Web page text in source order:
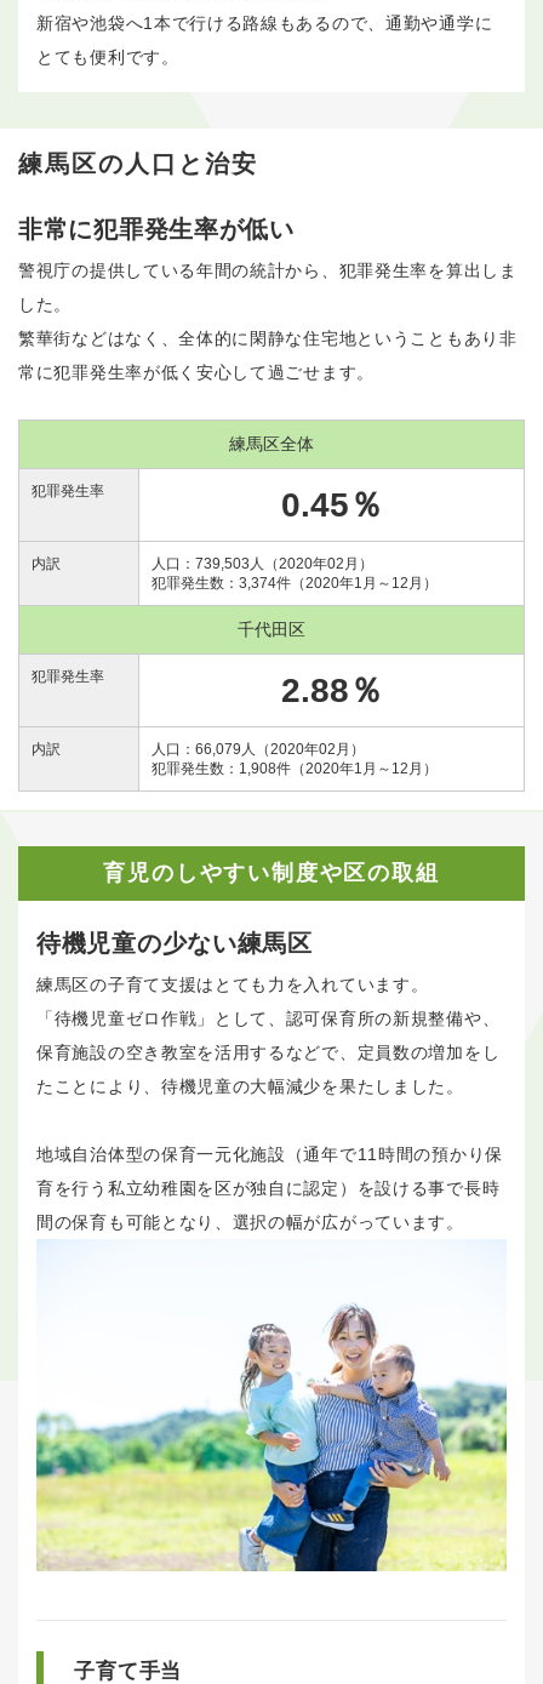
新宿や池袋へ1本で行ける路線もあるので、通勤や通学に
とても便利です。
練馬区の人口と治安
非常に犯罪発生率が低い
警視庁の提供している年間の統計から、犯罪発生率を算出しま
した。
繁華街などはなく、全体的に閑静な住宅地ということもあり非
常に犯罪発生率が低く安心して過ごせます。
練馬区全体
犯罪発生率 0.45％
内訳
人口：739,503人（2020年02月）
犯罪発生数：3,374件（2020年1月～12月）
千代田区
犯罪発生率 2.88％
内訳
人口：66,079人（2020年02月）
犯罪発生数：1,908件（2020年1月～12月）
育児のしやすい制度や区の取組
待機児童の少ない練馬区
練馬区の子育て支援はとても力を入れています。
「待機児童ゼロ作戦」として、認可保育所の新規整備や、
保育施設の空き教室を活用するなどで、定員数の増加をし
たことにより、待機児童の大幅減少を果たしました。
地域自治体型の保育一元化施設（通年で11時間の預かり保
育を行う私立幼稚園を区が独自に認定）を設ける事で長時
間の保育も可能となり、選択の幅が広がっています。
子育て手当